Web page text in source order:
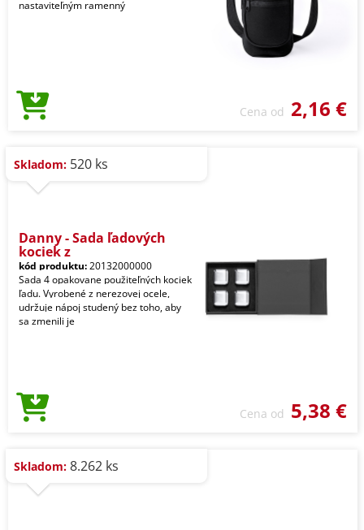
nastaviteľným ramenný
Cena od 2,16 €
Skladom: 520 ks
Danny - Sada ľadových
kociek z
kód produktu:20132000000
Sada 4 opakovane použiteľných kociek
ľadu. Vyrobené z nerezovej ocele,
udržuje nápoj studený bez toho, aby
sa zmenili je
Cena od 5,38 €
Skladom: 8.262 ks